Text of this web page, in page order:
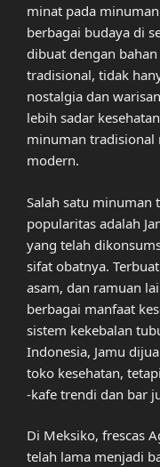
minat pada
berbagai budaya di
dibuat dengan
tradisional, tidak
nostalgia dan
lebih sadar
minuman tradisional
modern.
Salah satu minuman
popularitas adalah
yang telah
sifat obatnya.
asam, dan ramuan
berbagai manfaat
sistem kekebalan
Indonesia, Jamu
toko kesehatan,
-kafe trendi dan bar
Di Meksiko, frescas
telah lama menjadi